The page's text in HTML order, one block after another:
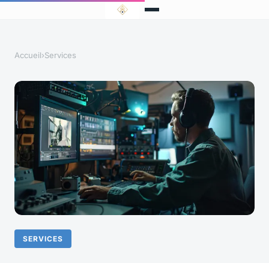
Accueil›Services
SERVICES